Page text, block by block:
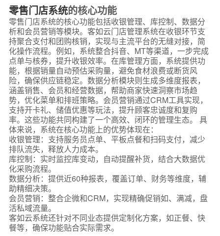
零售门店系统的核心功能
零售门店系统的核心功能包括收银管理、库控制、数据分
析和会员营销等模块。客如云门店管理系统在收银环节支
持聚合支付和团购核销，实现与主流平台的无缝对接，简
化操作流程。例如，系统整合抖音、MT等渠道，一步完成
点单与核券，提升收银效率。在库管理方面，系统提供功
能，根据销量自动预估采购量，避免食材浪费或断货风
险，确保供应链稳定。数据分析模块则生成多维度报表，
涵盖销售、会员和经营数据，帮助商家快速洞察市场趋
势，优化菜单和排班策略。会员营销通过CRM工具实现，
支持开卡礼、储值优惠等玩法，提升顾客忠诚度和复购
率。这些功能共同构建了一个高效、闭环的管理生态。 具
体来说，系统在核心功能上的优势体现在：
收银管理：支持服务员点单、平板点餐和扫码支付，减少
排队流失，释放人力成本。
库控制：实时监控库变动，自动提醒补货，结合大数据优
化采购流程。
数据分析：提供近60种报表，覆盖订单、财务等维度，辅
助精细决策。
会员营销：整合企微和CRM，实现精确促销如、满减，盘
活私域流量。
客如云系统还针对不同业态提供定制化方案，如正餐、快
餐等，确保功能贴合实际需求。